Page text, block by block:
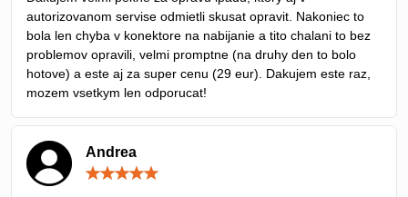
autorizovanom servise odmietli skusat opravit. Nakoniec to
bola len chyba v konektore na nabijanie a tito chalani to bez
problemov opravili, velmi promptne (na druhy den to bolo
hotove) a este aj za super cenu (29 eur). Dakujem este raz,
mozem vsetkym len odporucat!
Andrea